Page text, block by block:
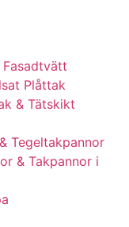
Plåttak
& Tätskikt
Tegeltakpannor
& Takpannor i